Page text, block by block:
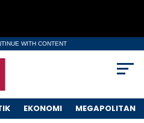
WITH CONTENT
EKONOMI MEGAPOLITAN